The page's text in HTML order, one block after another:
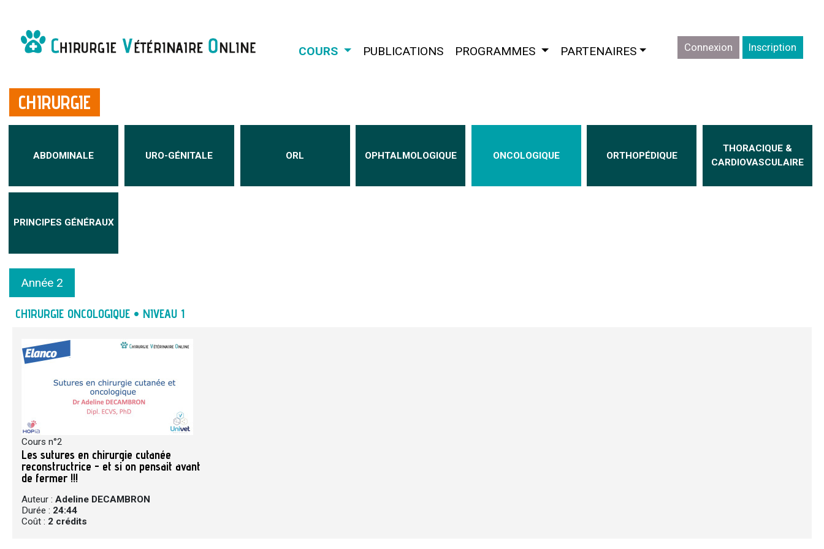
COURS (CURRENT)
PUBLICATIONS PROGRAMMES (CURRENT)
PARTENAIRES Connexion Inscription
CHIRURGIE
ABDOMINALE URO-GÉNITALE ORL OPHTALMOLOGIQUE ONCOLOGIQUE ORTHOPÉDIQUE
THORACIQUE &
CARDIOVASCULAIRE
PRINCIPES GÉNÉRAUX
Année 2
CHIRURGIE ONCOLOGIQUE • NIVEAU 1
Cours n°2
Les sutures en chirurgie cutanée
reconstructrice - et si on pensait avant
de fermer !!!
Auteur : Adeline DECAMBRON
Durée : 24:44
Coût : 2 crédits